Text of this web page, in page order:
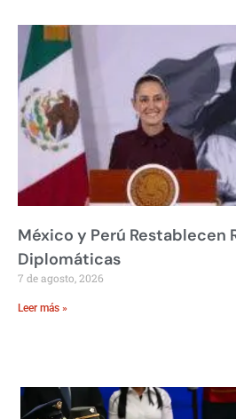
México y Perú Restablecen
Diplomáticas
7 de agosto, 2026
Leer más »